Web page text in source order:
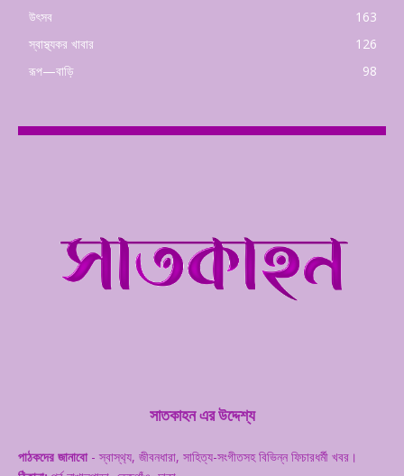
উৎসব
163
স্বাস্থ্যকর খাবার
126
রূপ—বাড়ি
98
সাতকাহন এর উদ্দেশ্য
পাঠকদের জানাবো - স্বাস্থ‌্য, জীবনধারা, সাহিত্য-সংগীতসহ বিভিন্ন ফিচারধর্মী খবর।